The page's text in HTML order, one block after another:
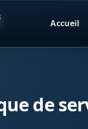
Accueil
de